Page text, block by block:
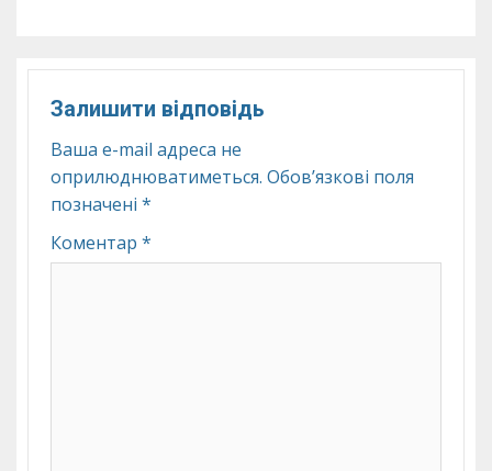
Залишити відповідь
Ваша e-mail адреса не
оприлюднюватиметься. Обов’язкові поля
позначені *
Коментар *